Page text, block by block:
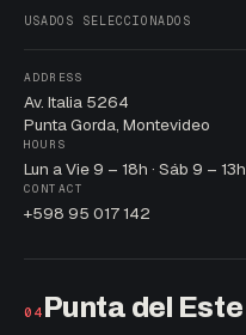
USADOS SELECCIONADOS
ADDRESS
Av. Italia 5264
Punta Gorda, Montevideo
HOURS
Lun a Vie 9 – 18h · Sáb 9 – 13h
CONTACT
+598 95 017 142
04 Punta del Este